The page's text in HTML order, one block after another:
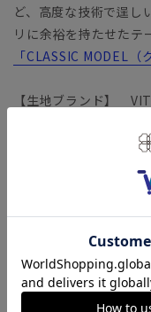
ど、高度な技術で逞し
リに余裕を持たせたテ
「CLASSIC MODEL
【生地ブランド】
1936年イタリア・ビ
生地ブランド。糸の
により、高品質で優
SUPER110'sウールを
と美しい艶やかさを備
スタイリングを演出し